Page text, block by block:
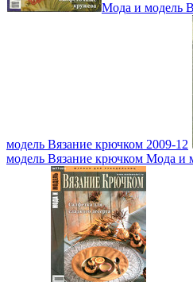
Мода и модель
модель Вязание крючком 2009-12
модель Вязание крючком Мода и